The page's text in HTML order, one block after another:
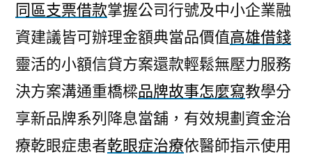
同區支票借款掌握公司行號及中小企業融
資建議皆可辦理金額典當品價值高雄借錢
靈活的小額信貸方案還款輕鬆無壓力服務
決方案溝通重橋樑品牌故事怎麼寫教學分
享新品牌系列降息當舖，有效規劃資金治
療乾眼症患者乾眼症治療依醫師指示使用